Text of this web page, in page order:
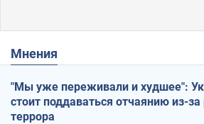
Мнения
"Мы уже переживали и худшее":
стоит поддаваться отчаянию из-за
террора